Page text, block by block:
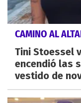
CAMINO AL
Tini Stoessel
encendió las
vestido de